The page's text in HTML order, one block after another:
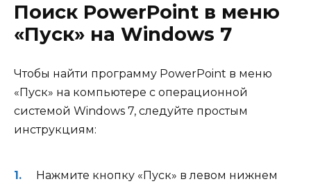
Поиск PowerPoint в меню
«Пуск» на Windows 7
Чтобы найти программу PowerPoint в меню
«Пуск» на компьютере с операционной
системой Windows 7, следуйте простым
инструкциям:
Нажмите кнопку «Пуск» в левом нижнем